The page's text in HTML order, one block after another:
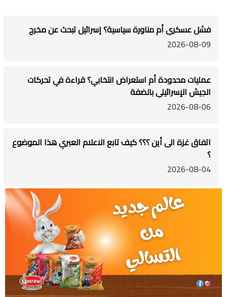
فشل عسكري أم مناورة سياسية؟ إسرائيل تبحث عن مخرج
2026-08-09
عمليات محدودة أم استعراض انتخابي؟ قراءة في تحركات
الجيش الإسرائيلي بالضفة
2026-08-06
اتفاق غزة الى أين ؟؟؟ كيف تابع الاعلام العبري هذا الموضوع
؟
2026-08-04